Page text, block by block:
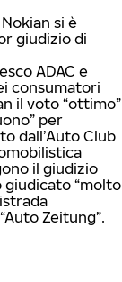
si è
giudizio di
ADAC e
consumatori
il voto “ottimo”
per
dall’Auto Club
il giudizio
giudicato “molto
Zeitung”.